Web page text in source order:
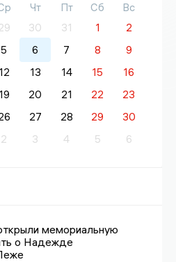
Чт Пт Сб
Вс
30 31 1
2
5 6 7 8
9
12 13 14 15
16
19 20 21 22
23
27 28 29
30
2 3 4 5 6
мемориальную
о Надежде